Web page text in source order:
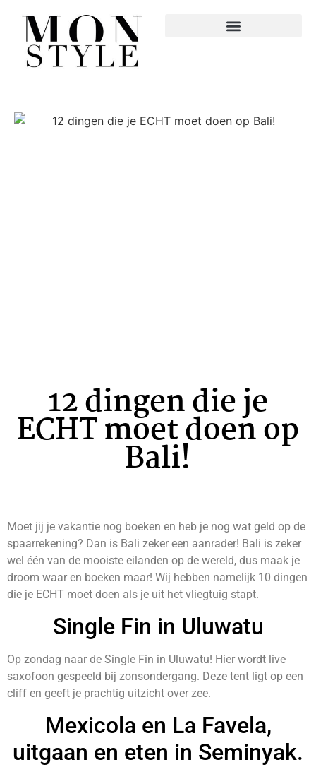
12 dingen die je
ECHT moet doen op
Bali!
Moet jij je vakantie nog boeken en heb je nog wat geld op de
spaarrekening? Dan is Bali zeker een aanrader! Bali is zeker
wel één van de mooiste eilanden op de wereld, dus maak je
droom waar en boeken maar! Wij hebben namelijk 10 dingen
die je ECHT moet doen als je uit het vliegtuig stapt.
Single Fin in Uluwatu
Op zondag naar de Single Fin in Uluwatu! Hier wordt live
saxofoon gespeeld bij zonsondergang. Deze tent ligt op een
cliff en geeft je prachtig uitzicht over zee.
Mexicola en La Favela,
uitgaan en eten in Seminyak.